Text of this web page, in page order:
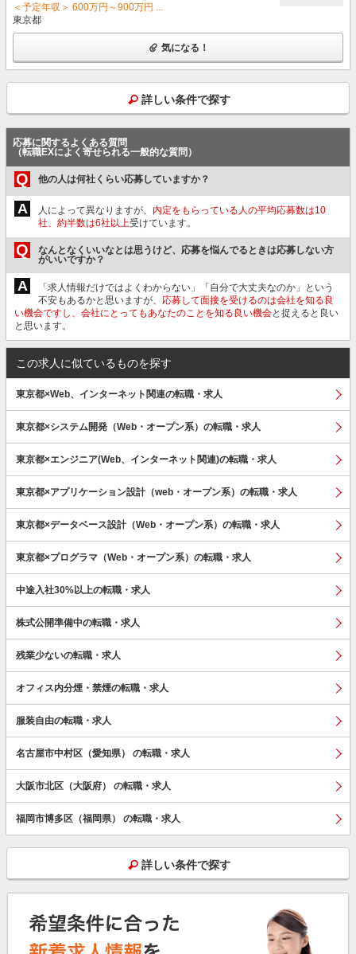
＜予定年収＞ 600万円～900万円 ...
東京都
気になる！
詳しい条件で探す
応募に関するよくある質問
（転職EXによく寄せられる一般的な質問）
Q 他の人は何社くらい応募していますか？
A 人によって異なりますが、 内定をもらっている人の平均応募数は10
社、約半数は6社以上受けています。
Q
なんとなくいいなとは思うけど、応募を悩んでるときは応募しない方
がいいですか？
A
「求人情報だけではよくわからない」「自分で大丈夫なのか」という
不安もあるかと思いますが、 応募して面接を受けるのは会社を知る良
い機会ですし、会社にとってもあなたのことを知る良い機会と捉えると良い
と思います。
この求人に似ているものを探す
東京都×Web、インターネット関連の転職・求人
東京都×システム開発（Web・オープン系）の転職・求人
東京都×エンジニア(Web、インターネット関連)の転職・求人
東京都×アプリケーション設計（web・オープン系）の転職・求人
東京都×データベース設計（Web・オープン系）の転職・求人
東京都×プログラマ（Web・オープン系）の転職・求人
中途入社30%以上の転職・求人
株式公開準備中の転職・求人
残業少ないの転職・求人
オフィス内分煙・禁煙の転職・求人
服装自由の転職・求人
名古屋市中村区（愛知県） の転職・求人
大阪市北区（大阪府） の転職・求人
福岡市博多区（福岡県） の転職・求人
詳しい条件で探す